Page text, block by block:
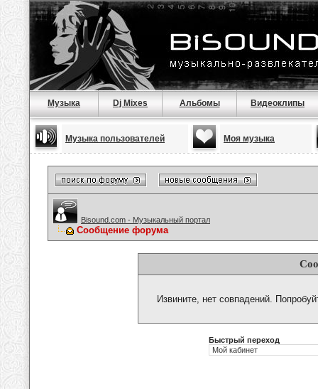
Музыка Dj Mixes Альбомы Видеоклипы
Музыка пользователей Моя музыка
Bisound.com - Музыкальный портал
Сообщение форума
Извините, нет совпадений.
Быстрый переход